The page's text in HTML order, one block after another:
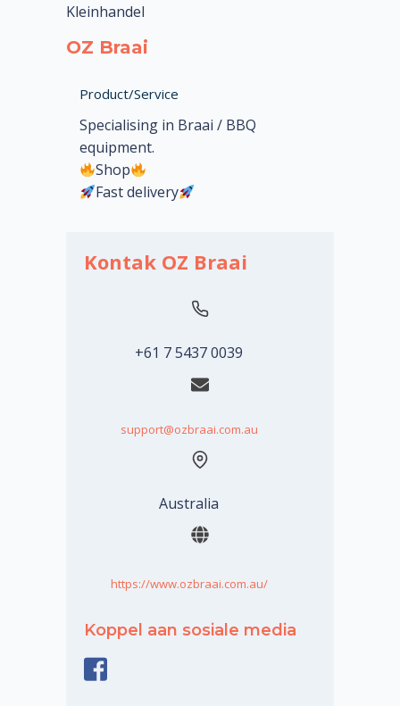
Kleinhandel
OZ Braai
Product/Service
Specialising in Braai / BBQ
equipment.
Shop
Fast delivery
Kontak OZ Braai
+61 7 5437 0039
support@ozbraai.com.au
Australia
https://www.ozbraai.com.au/
Koppel aan sosiale media